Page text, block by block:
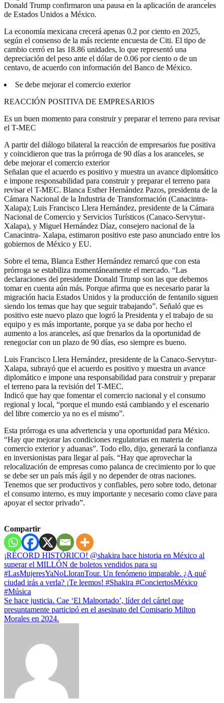
Donald Trump confirmaron una pausa en la aplicación de aranceles
de Estados Unidos a México.
La economía mexicana crecerá apenas 0.2 por ciento en 2025,
según el consenso de la más reciente encuesta de Citi. El tipo de
cambio cerró en las 18.86 unidades, lo que representó una
depreciación del peso ante el dólar de 0.06 por ciento o de un
centavo, de acuerdo con información del Banco de México.
Se debe mejorar el comercio exterior
REACCIÓN POSITIVA DE EMPRESARIOS
Es un buen momento para construir y preparar el terreno para revisar
el T-MEC
A partir del diálogo bilateral la reacción de empresarios fue positiva
y coincidieron que tras la prórroga de 90 días a los aranceles, se
debe mejorar el comercio exterior
Señalan que el acuerdo es positivo y muestra un avance diplomático
e impone responsabilidad para construir y preparar el terreno para
revisar el T-MEC. Blanca Esther Hernández Pazos, presidenta de la
Cámara Nacional de la Industria de Transformación (Canacintra-
Xalapa); Luis Francisco Llera Hernández, presidente de la Cámara
Nacional de Comercio y Servicios Turísticos (Canaco-Servytur-
Xalapa), y Miguel Hernández Díaz, consejero nacional de la
Canacintra- Xalapa, estimaron positivo este paso anunciado entre los
gobiernos de México y EU.
Sobre el tema, Blanca Esther Hernández remarcó que con esta
prórroga se estabiliza momentáneamente el mercado. “Las
declaraciones del presidente Donald Trump son las que debemos
tomar en cuenta aún más. Porque afirma que es necesario parar la
migración hacia Estados Unidos y la producción de fentanilo siguen
siendo los temas que hay que seguir trabajando”. Señaló que es
positivo este nuevo plazo que logró la Presidenta y el trabajo de su
equipo y es más importante, porque ya se daba por hecho el
aumento a los aranceles, así que frenarlos da la oportunidad de
renegociar con un plazo de 90 días, eso siempre es bueno.
Luis Francisco Llera Hernández, presidente de la Canaco-Servytur-
Xalapa, subrayó que el acuerdo es positivo y muestra un avance
diplomático e impone una responsabilidad para construir y preparar
el terreno para la revisión del T-MEC.
Indicó que hay que fomentar el comercio nacional y el consumo
regional y local, “porque el mundo está cambiando y el escenario
del libre comercio ya no es el mismo”.
Esta prórroga es una advertencia y una oportunidad para México.
“Hay que mejorar las condiciones regulatorias en materia de
comercio exterior y aduanas”. Todo ello, dijo, generará la confianza
en inversionistas para llegar al país. “Hay que aprovechar la
relocalización de empresas como palanca de crecimiento por lo que
se debe ser un país más ágil y no depender de otras naciones.
Tenemos que ser productivos y confiables, pero sobre todo, detonar
el consumo interno, es muy importante y necesario como clave para
apoyar el sector privado”.
Compartir
Navegación
de
entradas
¡RÉCORD HISTÓRICO! @shakira hace historia en México al
superar el MILLÓN de boletos vendidos para su
#LasMujeresYaNoLloranTour. Un fenómeno imparable. ¿A qué
ciudad irás a verla? ¡Te leemos! #Shakira #ConciertosMéxico
#Música
Se hace justicia. Cae ‘El Malportado’, líder del cártel que
presuntamente participó en el asesinato del Comisario Milton
Morales en 2024.